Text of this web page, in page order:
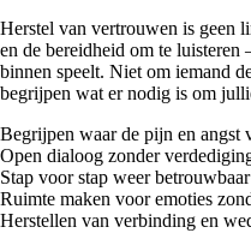
Herstel van vertrouwen is geen
en de bereidheid om te
binnen speelt. Niet om iemand
begrijpen wat er nodig is om
Begrijpen waar de pijn en angst
Open dialoog zonder
Stap voor stap weer
Ruimte maken voor emoties
Herstellen van verbinding en